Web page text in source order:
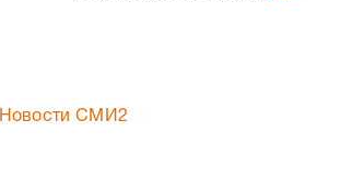
Новости СМИ2